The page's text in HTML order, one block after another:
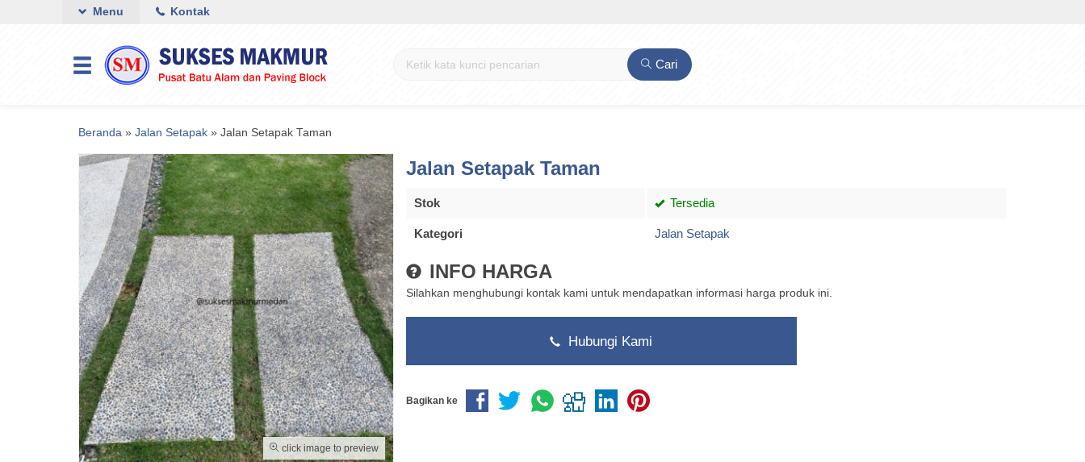
Menu Kontak
Cari
Beranda » Jalan Setapak » Jalan Setapak Taman
click image to preview
Jalan Setapak Taman
Stok Tersedia
Kategori Jalan Setapak
INFO HARGA
Silahkan menghubungi kontak kami untuk mendapatkan informasi harga produk ini.
Hubungi Kami
Bagikan ke